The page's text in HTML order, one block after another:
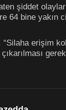
şiddet
64 bine yakın
“Silaha erişim